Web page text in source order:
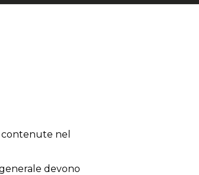
nel
devono